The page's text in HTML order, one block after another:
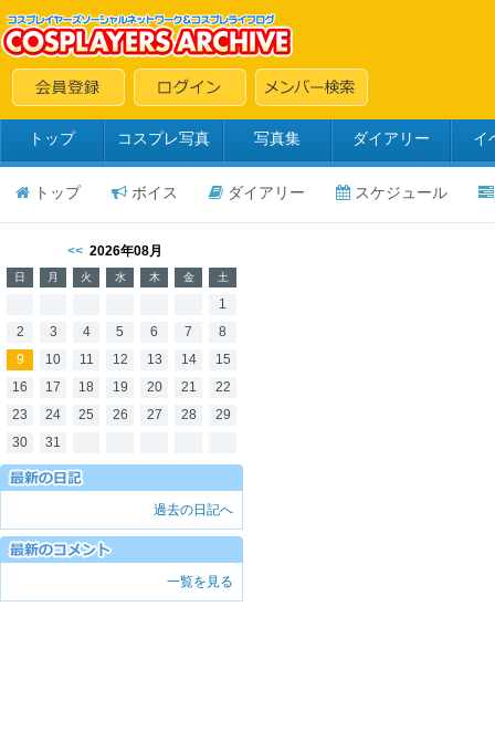
トップ コスプレ写真 写真集 ダイアリー イ
トップ ボイス ダイアリー スケジュール
<< 2026年08月
日 月 火 水 木 金 土
1
2
3 4 5 6 7
8
9
10 11 12 13 14
15
16
17 18 19 20 21
22
23
24 25 26 27 28
29
30
31
過去の日記へ
一覧を見る